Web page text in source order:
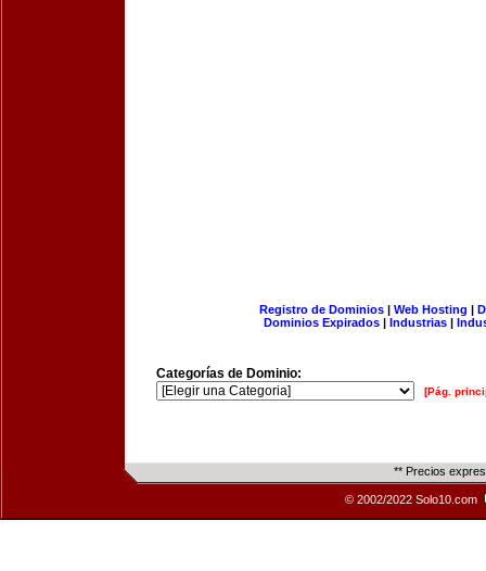
Registro de Dominios| Web Hosting |
Dominios Expirados | Industrias |
Categorías de Dominio:
[Pág.
** Precios
© 2002/2022 Solo10.com